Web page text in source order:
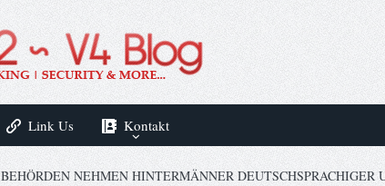
Link Us Kontakt
BEHÖRDEN NEHMEN HINTERMÄNNER DEUTSCHSPRACHIGER